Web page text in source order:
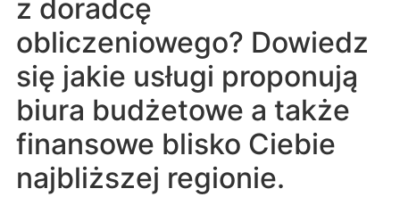
z doradcę
obliczeniowego? Dowiedz
się jakie usługi proponują
biura budżetowe a także
finansowe blisko Ciebie
najbliższej regionie.